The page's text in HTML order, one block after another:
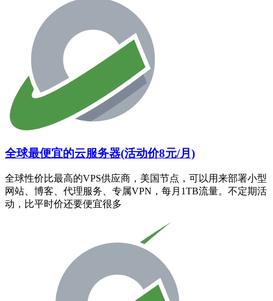
全球最便宜的云服务器(活动价8元/月)
全球性价比最高的VPS供应商，美国节点，可以用来部署小型
网站、博客、代理服务、专属VPN，每月1TB流量。不定期活
动，比平时价还要便宜很多